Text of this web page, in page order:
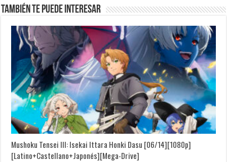
También te puede interesar
Mushoku Tensei III: Isekai Ittara Honki Dasu [06/14][1080p]
[Latino+Castellano+Japonés][Mega-Drive]